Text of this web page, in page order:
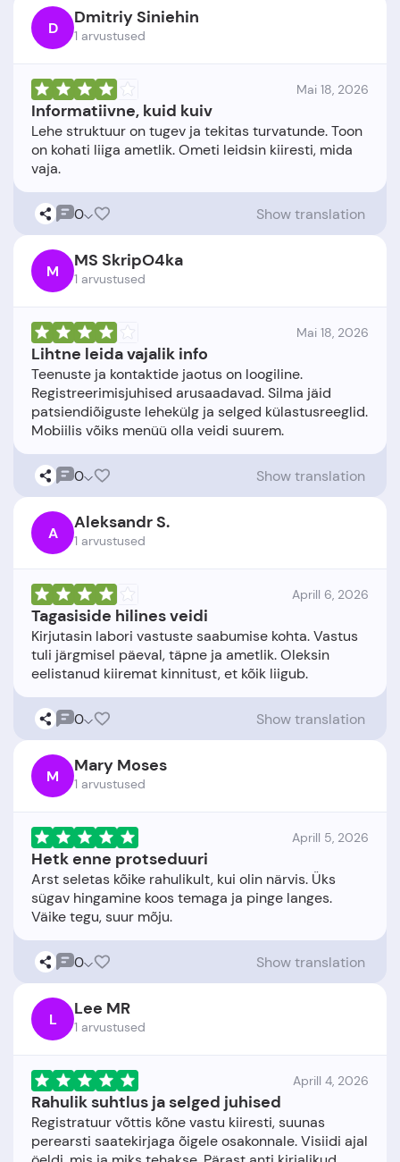
D Dmitriy Siniehin
1 arvustused
Mai 18, 2026
Informatiivne, kuid kuiv
Lehe struktuur on tugev ja tekitas turvatunde. Toon
on kohati liiga ametlik. Ometi leidsin kiiresti, mida
0 Show translation
M MS SkripO4ka
1 arvustused
Mai 18, 2026
Lihtne leida vajalik info
Teenuste ja kontaktide jaotus on loogiline.
Registreerimisjuhised arusaadavad. Silma jäid
patsiendiõiguste lehekülg ja selged külastusreeglid.
0 Show translation
A Aleksandr S.
1 arvustused
Aprill 6, 2026
Tagasiside hilines veidi
Kirjutasin labori vastuste saabumise kohta. Vastus
tuli järgmisel päeval, täpne ja ametlik. Oleksin
0 Show translation
M Mary Moses
1 arvustused
Aprill 5, 2026
Hetk enne protseduuri
Arst seletas kõike rahulikult, kui olin närvis. Üks
sügav hingamine koos temaga ja pinge langes.
0 Show translation
L Lee MR
1 arvustused
Aprill 4, 2026
Rahulik suhtlus ja selged juhised
Registratuur võttis kõne vastu kiiresti, suunas
perearsti saatekirjaga õigele osakonnale. Visiidi ajal